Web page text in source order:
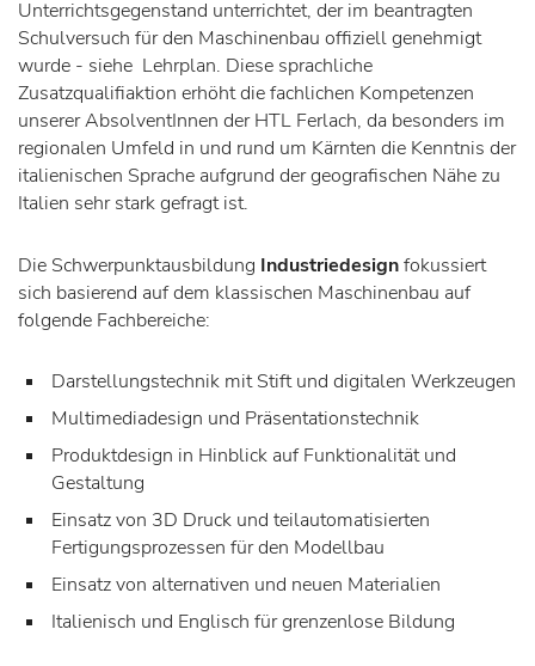
Unterrichtsgegenstand unterrichtet, der im beantragten
Schulversuch für den Maschinenbau offiziell genehmigt
wurde - siehe Lehrplan. Diese sprachliche
Zusatzqualifiaktion erhöht die fachlichen Kompetenzen
unserer AbsolventInnen der HTL Ferlach, da besonders im
regionalen Umfeld in und rund um Kärnten die Kenntnis der
italienischen Sprache aufgrund der geografischen Nähe zu
Italien sehr stark gefragt ist.
Die Schwerpunktausbildung Industriedesignfokussiert
sich basierend auf dem klassischen Maschinenbau auf
folgende Fachbereiche:
Darstellungstechnik mit Stift und digitalen Werkzeugen
Multimediadesign und Präsentationstechnik
Produktdesign in Hinblick auf Funktionalität und
Gestaltung
Einsatz von 3D Druck und teilautomatisierten
Fertigungsprozessen für den Modellbau
Einsatz von alternativen und neuen Materialien
Italienisch und Englisch für grenzenlose Bildung